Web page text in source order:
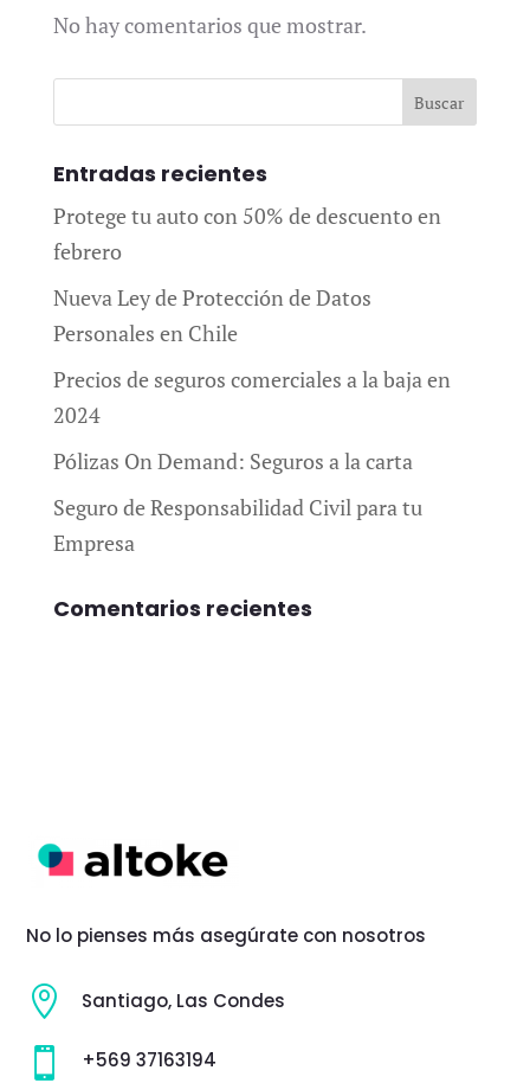
No hay comentarios que mostrar.
Entradas recientes
Protege tu auto con 50% de descuento en
febrero
Nueva Ley de Protección de Datos
Personales en Chile
Precios de seguros comerciales a la baja en
2024
Pólizas On Demand: Seguros a la carta
Seguro de Responsabilidad Civil para tu
Empresa
Comentarios recientes
No lo pienses más asegúrate con nosotros
 Santiago, Las Condes
 +569 37163194